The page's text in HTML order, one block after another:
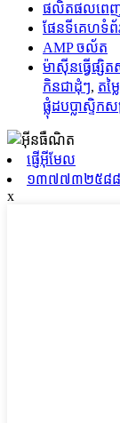
ផលិតផលពេ
ផែនទីគេហទំព័
AMP ចល័ត
ម៉ាស៊ីន​ធ្វើ​ផ្សិ
កិន​ជា​ដុំៗ, តម្
ផ្លុំដបប្លាស្ទិក
ផ្ញើអ៊ីមែល
១៣៧៧៣២៥៨
x